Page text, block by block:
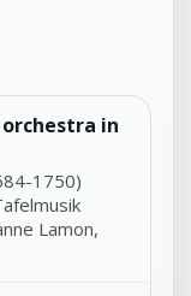
in
1750)
Lamon,